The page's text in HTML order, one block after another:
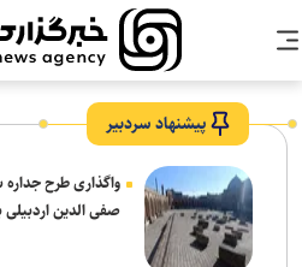
پیشنهاد سردبیر
واگذاری طرح
صفی الدین